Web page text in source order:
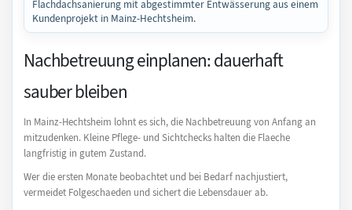
Flachdachsanierung mit abgestimmter Entwässerung aus einem
Kundenprojekt in Mainz-Hechtsheim.
Nachbetreuung einplanen: dauerhaft
sauber bleiben
In Mainz-Hechtsheim lohnt es sich, die Nachbetreuung von Anfang an
mitzudenken. Kleine Pflege- und Sichtchecks halten die Flaeche
langfristig in gutem Zustand.
Wer die ersten Monate beobachtet und bei Bedarf nachjustiert,
vermeidet Folgeschaeden und sichert die Lebensdauer ab.